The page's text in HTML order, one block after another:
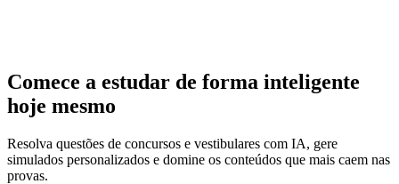
Comece a estudar de forma inteligente
hoje mesmo
Resolva questões de concursos e vestibulares com IA, gere
simulados personalizados e domine os conteúdos que mais caem nas
provas.